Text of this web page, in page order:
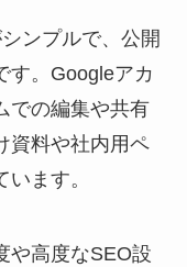
ンプルで、公開
す。Googleアカ
での編集や共有
資料や社内用ペ
ます。
や高度なSEO設